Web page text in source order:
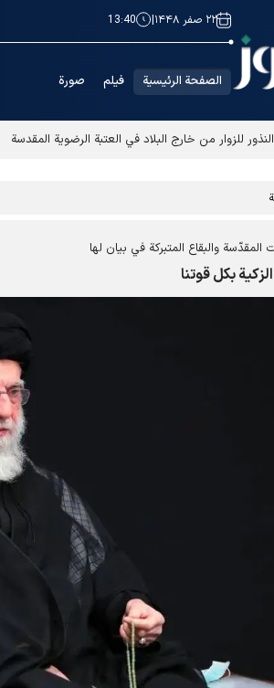
۲۲ صفر ۱۴۴۸ |
13:40
الصفحة الرئيسية فیلم صورة
للزوار من خارج البلاد في العتبة الرضوية المقدسة
المقدّسة والبقاع المتبرکة في بيان لها
بکل قوتنا